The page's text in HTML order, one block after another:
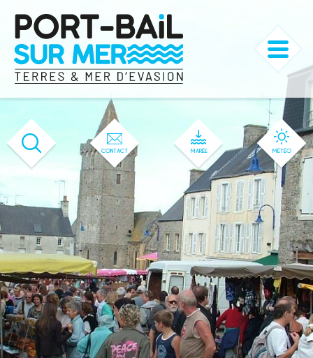
CONTACT MARÉE MÉTÉO